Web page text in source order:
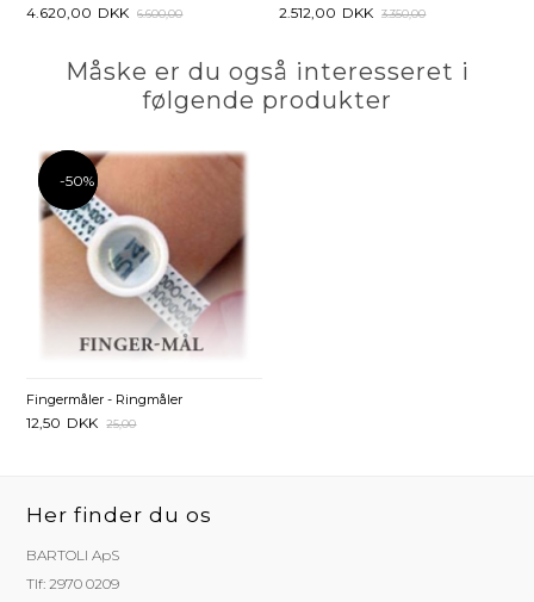
4.620,00 DKK 6.600,00 2.512,00 DKK 3.350,00
Måske er du også interesseret i
følgende produkter
-50%
-50%
Fingermåler - Ringmåler
12,50 DKK 25,00
Her finder du os
BARTOLI ApS
Tlf: 2970 0209